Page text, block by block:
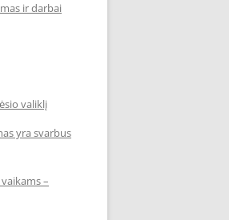
ir darbai
valiklį
yra svarbus
–